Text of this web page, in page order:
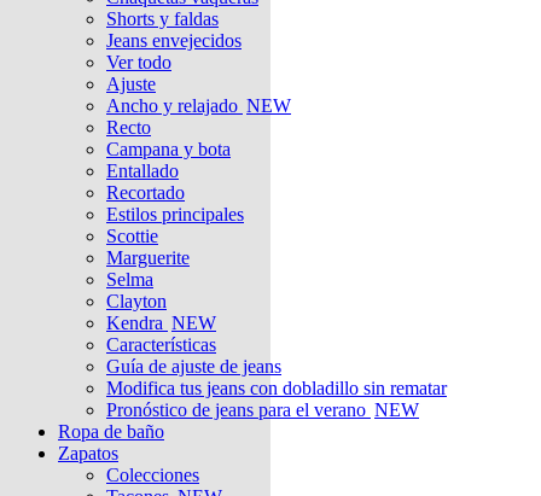
Shorts y faldas
Jeans envejecidos
Ver todo
Ajuste
Ancho y relajado NEW
Recto
Campana y bota
Entallado
Recortado
Estilos principales
Scottie
Marguerite
Selma
Clayton
Kendra NEW
Características
Guía de ajuste de jeans
Modifica tus jeans con dobladillo sin rematar
Pronóstico de jeans para el verano NEW
Ropa de baño
Zapatos
Colecciones